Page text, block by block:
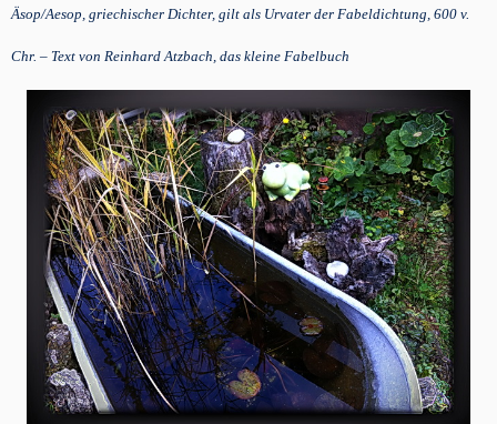
Äsop/Aesop, griechischer Dichter, gilt als Urvater der Fabeldichtung, 600 v.
Chr. – Text von Reinhard Atzbach, das kleine Fabelbuch